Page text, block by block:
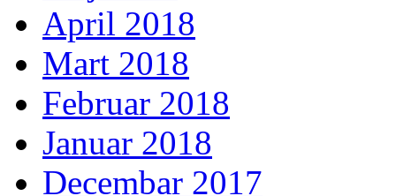
April 2018
Mart 2018
Februar 2018
Januar 2018
Decembar 2017